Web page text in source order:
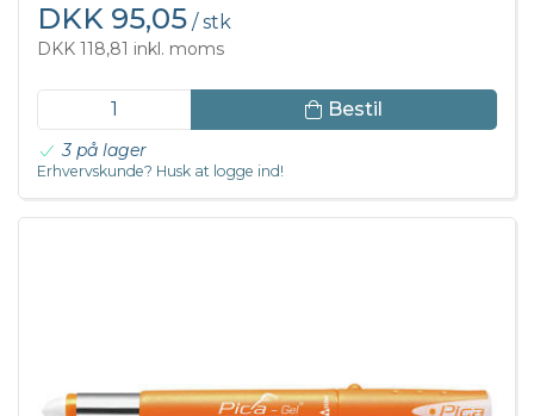
DKK 95,05 / stk
DKK 118,81 inkl. moms
Bestil
3 på lager
Erhvervskunde? Husk at logge ind!